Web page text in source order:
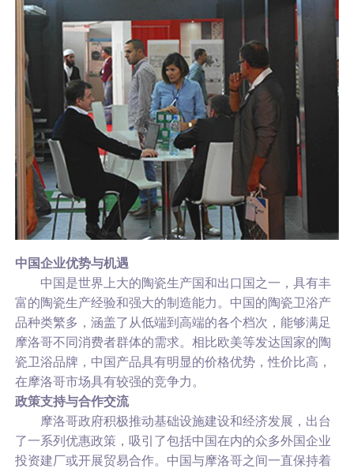
中国企业优势与机遇
中国是世界上大的陶瓷生产国和出口国之一，具有丰
富的陶瓷生产经验和强大的制造能力。中国的陶瓷卫浴产
品种类繁多，涵盖了从低端到高端的各个档次，能够满足
摩洛哥不同消费者群体的需求。相比欧美等发达国家的陶
瓷卫浴品牌，中国产品具有明显的价格优势，性价比高，
在摩洛哥市场具有较强的竞争力。
政策支持与合作交流
摩洛哥政府积极推动基础设施建设和经济发展，出台
了一系列优惠政策，吸引了包括中国在内的众多外国企业
投资建厂或开展贸易合作。中国与摩洛哥之间一直保持着